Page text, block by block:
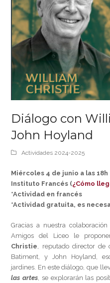
Diálogo con
John Hoyland
Actividades 2024-2025
Miércoles 4 de junio a las 18h
Instituto Francés (¿Cómo
*Actividad en francés
*Actividad gratuita, es
Gracias a nuestra
Amigos del Liceo le
Christie , reputado director
Batiment, y John Hoyland,
jardines. En este diálogo, que
las artes , se explorarán las